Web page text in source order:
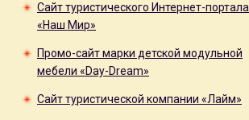
Сайт туристического Интернет-портала
«Наш Мир»
Промо-сайт марки детской модульной
мебели «Day-Dream»
Сайт туристической компании «Лайм»